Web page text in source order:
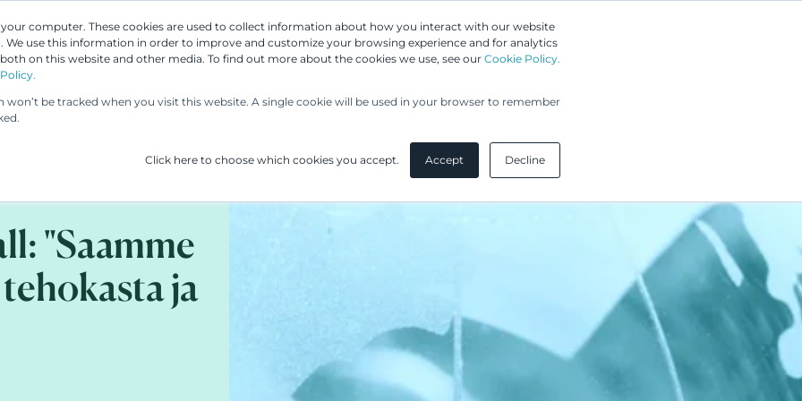
computer. These cookies are used to collect information about how you interact with our website
We use this information in order to improve and customize your browsing experience and for analytics
on this website and other media. To find out more about the cookies we use, see our Cookie Policy.
be tracked when you visit this website. A single cookie will be used in your browser to remember
Click here to choose which cookies you accept. Accept Decline
Asiantuntijamme Palvelumme UP & UPC Asiakkaamme
"Saamme
ja